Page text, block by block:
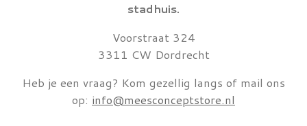
stadhuis.
Voorstraat 324
3311 CW Dordrecht
Heb je een vraag? Kom gezellig langs of mail ons
op: info@meesconceptstore.nl